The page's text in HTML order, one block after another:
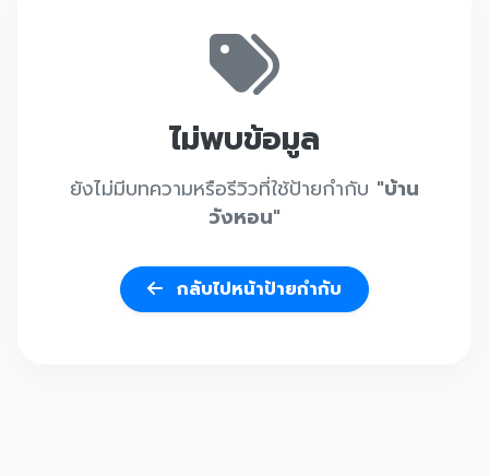
ไม่พบข้อมูล
ยังไม่มีบทความหรือรีวิวที่ใช้ป้ายกำกับ "บ้าน
วังหอน"
กลับไปหน้าป้ายกำกับ